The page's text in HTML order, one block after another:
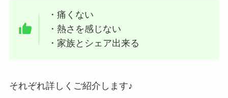
・痛くない
・熱さを感じない
・家族とシェア出来る
それぞれ詳しくご紹介します♪